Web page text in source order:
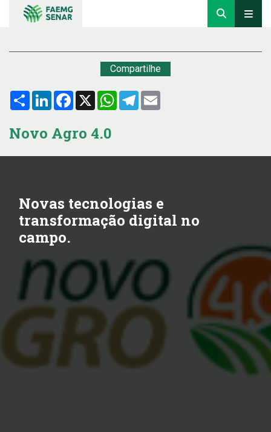
Compartilhe
Compartilhar
LinkedInFacebook
X WhatsApp
Telegram
Novo Agro 4.0
Novas tecnologias e
transformação digital no
campo.